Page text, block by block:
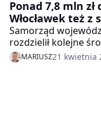
Ponad 7,8 mln
Włocławek też
Samorząd
rozdzielił kolejne
Pro". W całym
ponad 7,8 mln zł.
MARIUSZ21 kwietnia